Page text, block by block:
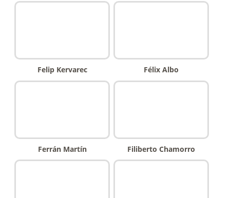
Felip Kervarec Félix Albo
Ferrán Martín Filiberto Chamorro